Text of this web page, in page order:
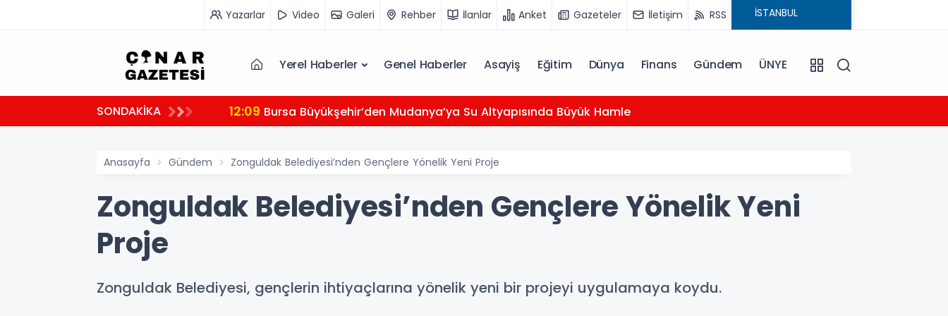
Yazarlar Video Galeri Rehber İlanlar Anket Gazeteler İletişim RSS
Yerel Haberler Genel Haberler Asayiş Eğitim Dünya Finans Gündem ÜNYE
SONDAKİKA 12:09 Bursa Büyükşehir’den Mudanya’ya Su Altyapısında Büyük Hamle
Anasayfa Gündem Zonguldak Belediyesi’nden Gençlere Yönelik Yeni Proje
Zonguldak Belediyesi’nden Gençlere Yönelik Yeni
Proje
Zonguldak Belediyesi, gençlerin ihtiyaçlarına yönelik yeni bir projeyi uygulamaya koydu.